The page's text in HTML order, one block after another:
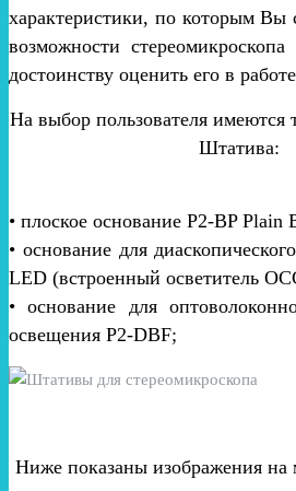
характеристики, по которым Вы
возможности
достоинству оценить его в
На выбор пользователя имеются
Штатива:
• плоское основание P2-BP Plain
• основание для
LED (встроенный осветитель
• основание для
освещения P2-DBF;
Ниже показаны изображения на